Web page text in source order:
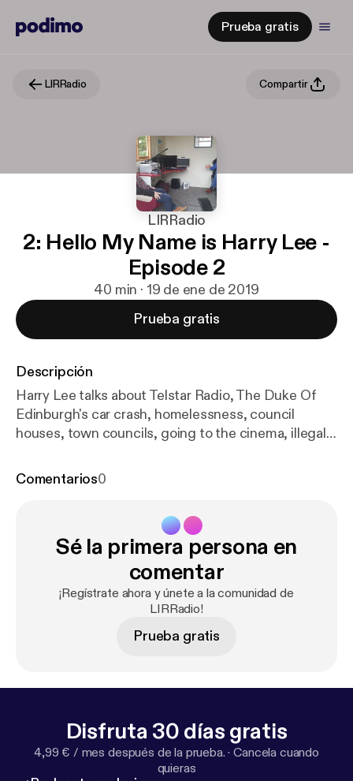
Prueba gratis
LIRRadio Compartir
LIRRadio
2: Hello My Name is Harry Lee -
Episode 2
40 min · 19 de ene de 2019
Prueba gratis
Descripción
Harry Lee talks about Telstar Radio, The Duke Of
Edinburgh's car crash, homelessness, council
houses, town councils, going to the cinema, illegal
Contributions from Damien and Jason.
Comentarios0
Sé la primera persona en
comentar
¡Regístrate ahora y únete a la comunidad de
LIRRadio!
Prueba gratis
Disfruta 30 días gratis
4,99 € / mes después de la prueba. ·Cancela cuando
quieras